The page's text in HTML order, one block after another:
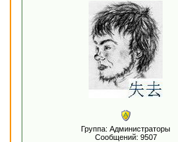
Группа: Администраторы
Сообщений: 9507